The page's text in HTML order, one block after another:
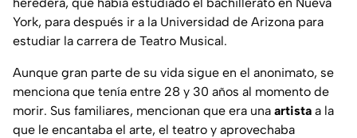
York, para después ir a la Universidad de Arizona para
estudiar la carrera de Teatro Musical.
Aunque gran parte de su vida sigue en el anonimato, se
menciona que tenía entre 28 y 30 años al momento de
morir. Sus familiares, mencionan que era una artista a la
que le encantaba el arte, el teatro y aprovechaba